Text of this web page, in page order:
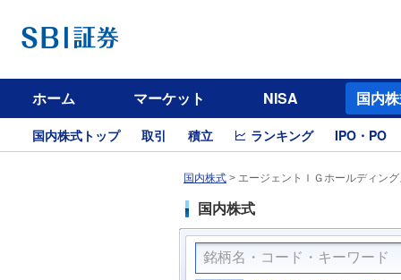
ホーム マーケット NISA 国内
国内株式トップ 取引 積立 ランキング IPO・PO
国内株式 > エージェントＩＧホールディン
国内株式